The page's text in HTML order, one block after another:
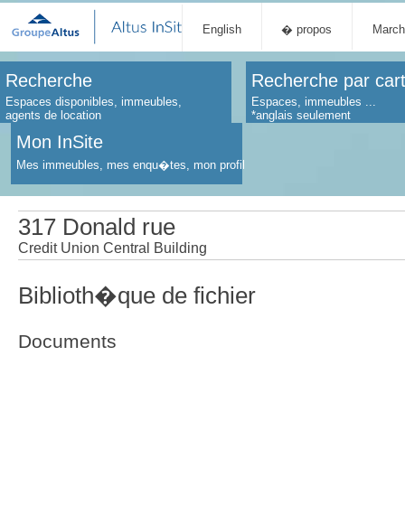
English � propos
Recherche
Espaces disponibles, immeubles,
agents de location
Recherche par
Espaces, immeubles ...
*anglais seulement
Mon InSite
Mes immeubles, mes enqu�tes, mon profil
317 Donald rue
Credit Union Central Building
Biblioth�que de fichier
Documents